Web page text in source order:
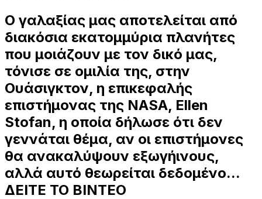
Ο γαλαξίας μας αποτελείται από
διακόσια εκατομμύρια πλανήτες
που μοιάζουν με τον δικό μας,
τόνισε σε ομιλία της, στην
Ουάσιγκτον, η επικεφαλής
επιστήμονας της NASA, Ellen
Stofan, η οποία δήλωσε ότι δεν
γεννάται θέμα, αν οι επιστήμονες
θα ανακαλύψουν εξωγήινους,
αλλά αυτό θεωρείται δεδομένο...
ΔΕΙΤΕ ΤΟ ΒΙΝΤΕΟ